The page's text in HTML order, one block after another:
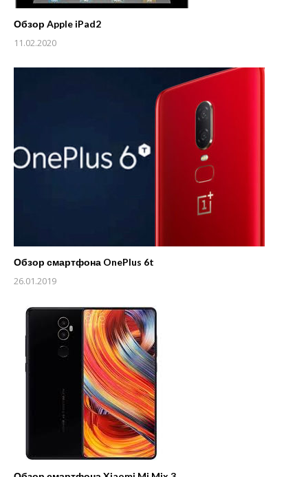
Обзор Apple iPad2
11.02.2020
Обзор смартфона OnePlus 6t
26.01.2019